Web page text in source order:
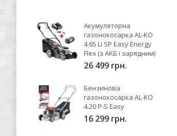
Акумуляторна
газонокосарка AL-KO
4.65 Li SP Easy Energy
Flex (з АКБ і зарядним)
26 499 грн.
Бензинова
газонокосарка AL-KO
4.20 P-S Easy
16 299 грн.